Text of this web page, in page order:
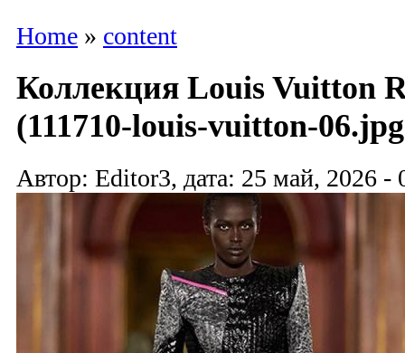
Home » content
Коллекция Louis Vuitton
(111710-louis-vuitton-
Автор: Editor3, дата: 25 май, 2026 -